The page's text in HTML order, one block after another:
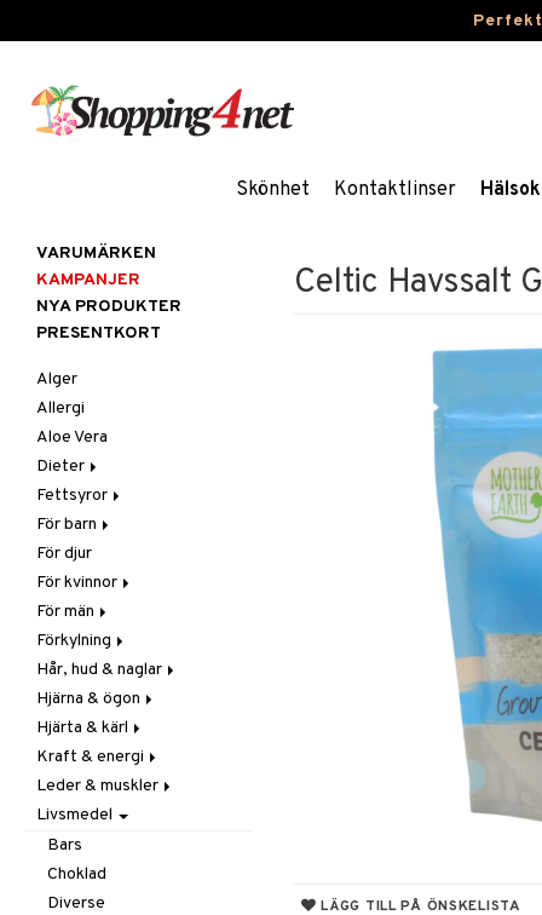
Skönhet Kontaktlinser
Celtic Havssalt
LÄGG TILL PÅ ÖNSKELISTA
VARUMÄRKEN
KAMPANJER
NYA PRODUKTER
PRESENTKORT
Alger
Allergi
Aloe Vera
Dieter
Glutenintolerans
LCHF
Raw Food
Fettsyror
Marina fettsyror
Veg fettsyror
För barn
Fettsyror
Hudvård
Vitamin & mineral
För djur
För kvinnor
Graviditet & amning
Klimakterie & PMS
Näringstillskott
Övriga
Sex & lust
Skelett
Urinvägar
För män
Näringstillskott
Övriga
Prostata
Sex & lust
Förkylning
C-vitamin
Förebyggande &
lindrande
Hostdämpande
Öron, näsa & hals
Övriga
Virushämmande
Vitlök
Hår, hud & naglar
Hår
Kosttillskott
Sol & pigment
Hjärna & ögon
Fettsyror
Minne
Ögon
Hjärta & kärl
Ginkgo biloba
Kärlstärkande
Kolesterolsänkande
Marina fettsyror
Veg fettsyror
Kraft & energi
Ginseng
Övriga
Prestation
Q-10
Rosenrot
Leder & muskler
Kosttillskott
Utvärtes
Livsmedel
Bars
Choklad
Diverse